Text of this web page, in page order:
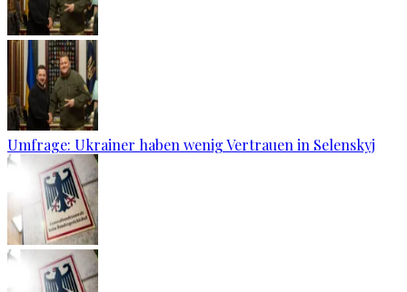
Umfrage: Ukrainer haben wenig Vertrauen in Selenskyj